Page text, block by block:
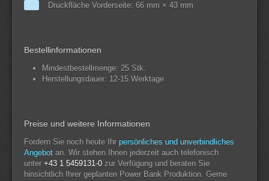
Druckfläche Vorderseite: 66 mm × 43 mm
Bestellinformationen
Mindestbestellmenge: 25 Stk.
Herstellungsdauer: 12-15 Werktage
Preise und weitere Informationen
Fordern Sie noch heute Ihr persönliches und unverbindliches
Angebot an. Wir stehen Ihnen jederzeit auch telefonisch
unter +43 1 5459131-0 zur Verfügung und beraten Sie
hinsichtlich Ihrer geplanten Power Bank Produktion. Gerne